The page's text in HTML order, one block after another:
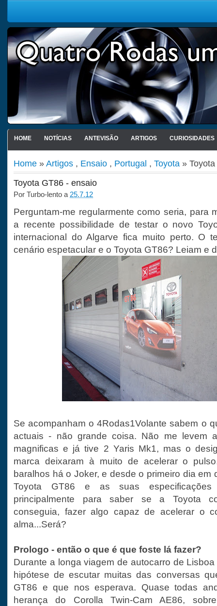
HOME NOTÍCIAS ANTEVISÃO ARTIGOS CURIOSIDADES
Home »Artigos , Ensaio , Portugal , Toyota »
Toyota GT86 - ensaio
Por Turbo-lento a 25.7.12
Perguntam-me regularmente como seria, para
a recente possibilidade de testar o novo
internacional do Algarve fica muito perto. O
cenário espetacular e o Toyota GT86? Leiam e
Se acompanham o 4Rodas1Volante sabem o
actuais - não grande coisa. Não me levem
magnificas e já tive 2 Yaris Mk1, mas o
marca deixaram à muito de acelerar o
baralhos há o Joker, e desde o primeiro dia em
Toyota GT86 e as suas especificações
principalmente para saber se a Toyota
conseguia, fazer algo capaz de acelerar o
alma...Será?
Prologo - então o que é que foste lá fazer?
Durante a longa viagem de autocarro de
hipótese de escutar muitas das conversas
GT86 e que nos esperava. Quase todas
herança do Corolla Twin-Cam AE86,